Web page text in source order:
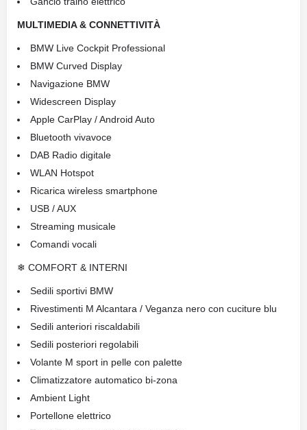
MULTIMEDIA & CONNETTIVITÀ
BMW Live Cockpit Professional
BMW Curved Display
Navigazione BMW
Widescreen Display
Apple CarPlay / Android Auto
Bluetooth vivavoce
DAB Radio digitale
WLAN Hotspot
Ricarica wireless smartphone
USB / AUX
Streaming musicale
Comandi vocali
❄ COMFORT & INTERNI
Sedili sportivi BMW
Rivestimenti M Alcantara / Veganza nero con cuciture blu
Sedili anteriori riscaldabili
Sedili posteriori regolabili
Volante M sport in pelle con palette
Climatizzatore automatico bi-zona
Ambient Light
Portellone elettrico